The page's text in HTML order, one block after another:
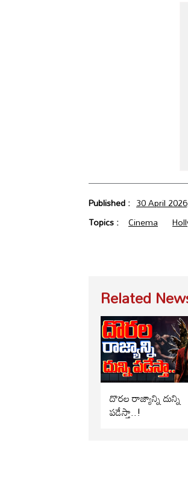
Published : 30 April
Topics : Cinema
Related
దొరల రాజ్యాన్ని దున్ని
పడేస్తా..!